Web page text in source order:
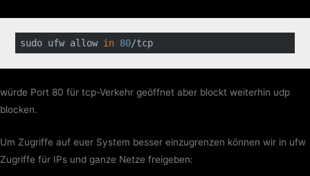
sudo ufw allow in 80/tcp
würde Port 80 für tcp-Verkehr geöffnet aber blockt weiterhin udp
blocken.
Um Zugriffe auf euer System besser einzugrenzen können wir in ufw
Zugriffe für IPs und ganze Netze freigeben: